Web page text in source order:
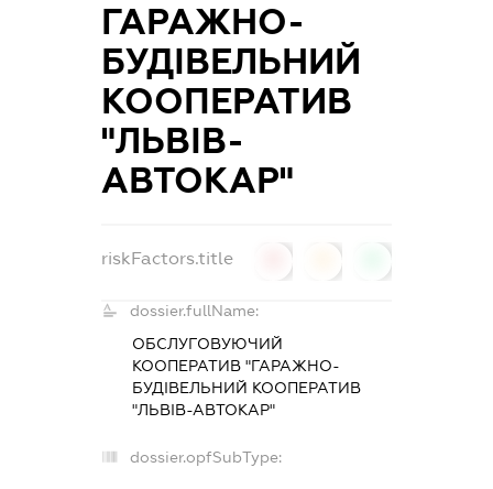
ГАРАЖНО-
БУДІВЕЛЬНИЙ
КООПЕРАТИВ
"ЛЬВІВ-
АВТОКАР"
riskFactors.title
dossier.fullName:
ОБСЛУГОВУЮЧИЙ
КООПЕРАТИВ "ГАРАЖНО-
БУДІВЕЛЬНИЙ КООПЕРАТИВ
"ЛЬВІВ-АВТОКАР"
dossier.opfSubType: